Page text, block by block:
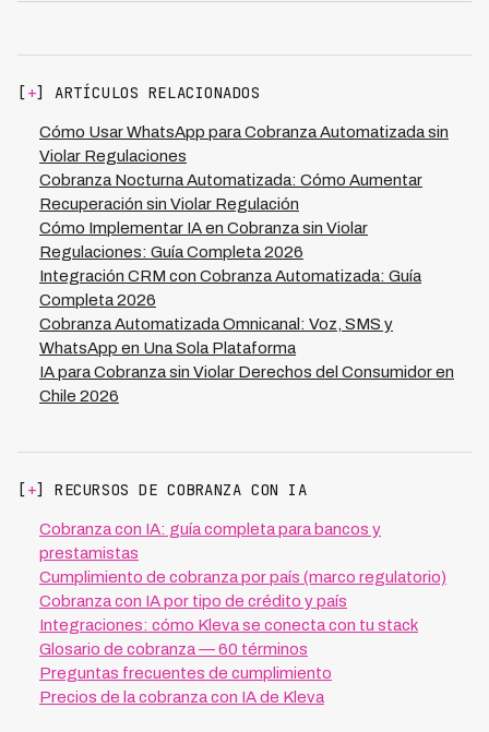
humanos cuando es necesario. Nuestros clientes logran
73% tasa de recuperación integrando este canal, con
con cobranza telefónica tradicional.
métricas de compliance que muchas plataformas no
ofrecen. Los envíos no regulados pueden parecer más
sanciones CONDUSEF y pérdida de confianza del
cliente. Kleva utiliza exclusivamente WhatsApp
Business API con validación de consentimiento
integrada, plantillas pre-aprobadas para cobranza y
auditoría automática de cada mensaje para garantizar
que operarás legalmente en los 7 países donde estamos
presentes, sin sacrificar la efectividad que necesita tu
financiera.
[ +] ARTÍCULOS RELACIONADOS
Cómo Usar WhatsApp para Cobranza Automatizada sin
Violar Regulaciones
Cobranza Nocturna Automatizada: Cómo Aumentar
Recuperación sin Violar Regulación
Cómo Implementar IA en Cobranza sin Violar
Regulaciones: Guía Completa 2026
Integración CRM con Cobranza Automatizada: Guía
Completa 2026
Cobranza Automatizada Omnicanal: Voz, SMS y
WhatsApp en Una Sola Plataforma
IA para Cobranza sin Violar Derechos del Consumidor en
Chile 2026
[ +] RECURSOS DE COBRANZA CON IA
Cobranza con IA: guía completa para bancos y
prestamistas
Cumplimiento de cobranza por país (marco regulatorio)
Cobranza con IA por tipo de crédito y país
Integraciones: cómo Kleva se conecta con tu stack
Glosario de cobranza — 60 términos
Preguntas frecuentes de cumplimiento
Precios de la cobranza con IA de Kleva